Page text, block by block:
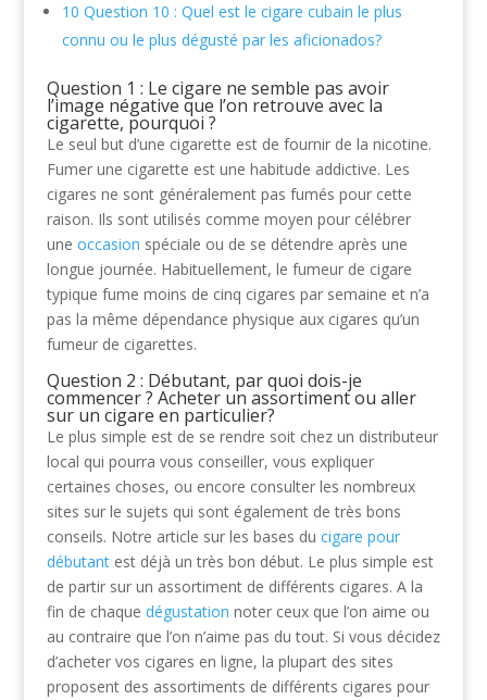
10 Question 10 : Quel est le cigare cubain le plus
connu ou le plus dégusté par les aficionados?
Question 1 : Le cigare ne semble pas avoir
l’image négative que l’on retrouve avec la
cigarette, pourquoi ?
Le seul but d’une cigarette est de fournir de la nicotine.
Fumer une cigarette est une habitude addictive. Les
cigares ne sont généralement pas fumés pour cette
raison. Ils sont utilisés comme moyen pour célébrer
une occasion spéciale ou de se détendre après une
longue journée. Habituellement, le fumeur de cigare
typique fume moins de cinq cigares par semaine et n’a
pas la même dépendance physique aux cigares qu’un
fumeur de cigarettes.
Question 2 : Débutant, par quoi dois-je
commencer ? Acheter un assortiment ou aller
sur un cigare en particulier?
Le plus simple est de se rendre soit chez un distributeur
local qui pourra vous conseiller, vous expliquer
certaines choses, ou encore consulter les nombreux
sites sur le sujets qui sont également de très bons
conseils. Notre article sur les bases du cigare pour
débutantest déjà un très bon début. Le plus simple est
de partir sur un assortiment de différents cigares. A la
fin de chaque dégustation noter ceux que l’on aime ou
au contraire que l’on n’aime pas du tout. Si vous décidez
d’acheter vos cigares en ligne, la plupart des sites
proposent des assortiments de différents cigares pour